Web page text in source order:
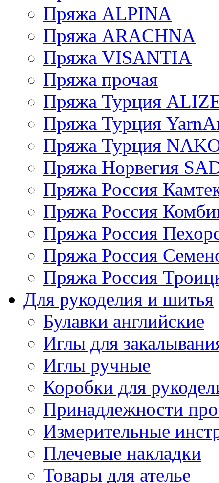
Пряжа ALPINA
Пряжа ARACHNA
Пряжа VISANTIA
Пряжа прочая
Пряжа Турция
Пряжа Турция
Пряжа Турция
Пряжа Норвегия
Пряжа Россия
Пряжа Россия
Пряжа Россия
Пряжа Россия
Пряжа Россия
Для рукоделия и шитья
Булавки английские
Иглы для
Иглы ручные
Коробки для
Принадлежности
Измерительные
Плечевые накладки
Товары для ателье